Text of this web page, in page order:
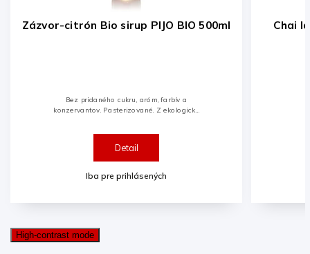
Chai latte Bio sirup PIJO BIO 500ml
Iba pre prihlásených
Detail
Bez aróm, farbív a konzervantov.
Pasterizované. Z ekologicky
High-contrast mode